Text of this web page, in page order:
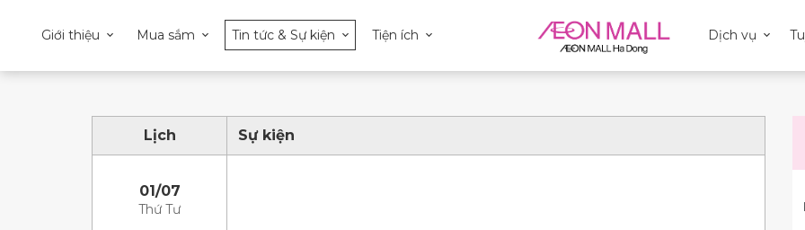
Giới thiệu Mua sắm Tin tức & Sự kiện Tiện ích Dịch vụ
Lịch Sự kiện
01/07
Thứ Tư